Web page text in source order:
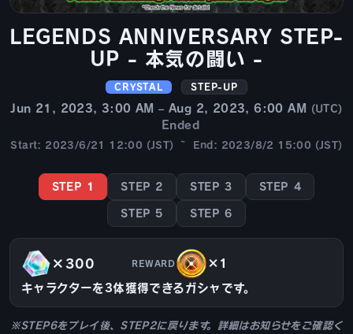
LEGENDS ANNIVERSARY STEP-
UP - 本気の闘い -
CRYSTAL STEP-UP
Jun 21, 2023, 3:00 AM – Aug 2, 2023, 6:00 AM (UTC)
Ended
Start: 2023/6/21 12:00 (JST) ~ End: 2023/8/2 15:00 (JST)
STEP 1 STEP 2 STEP 3 STEP 4
STEP 5 STEP 6
×300
キャラクターを3体獲得できるガシャです。
REWARD ×1
※STEP6をプレイ後、STEP2に戻ります。詳細はお知らせをご確認く